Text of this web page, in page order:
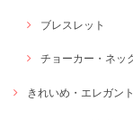
ブレスレット
チョーカー・ネッ
きれいめ・エレガント